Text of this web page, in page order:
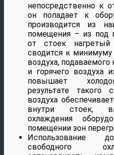
непосредственно к
он попадает к
производится из
помещения – из под
от стоек
сводится к
воздуха,
и горячего воздуха
повышает
результате такого
воздуха
внутри стоек,
охлаждения
помещении зон
Использование
свободного